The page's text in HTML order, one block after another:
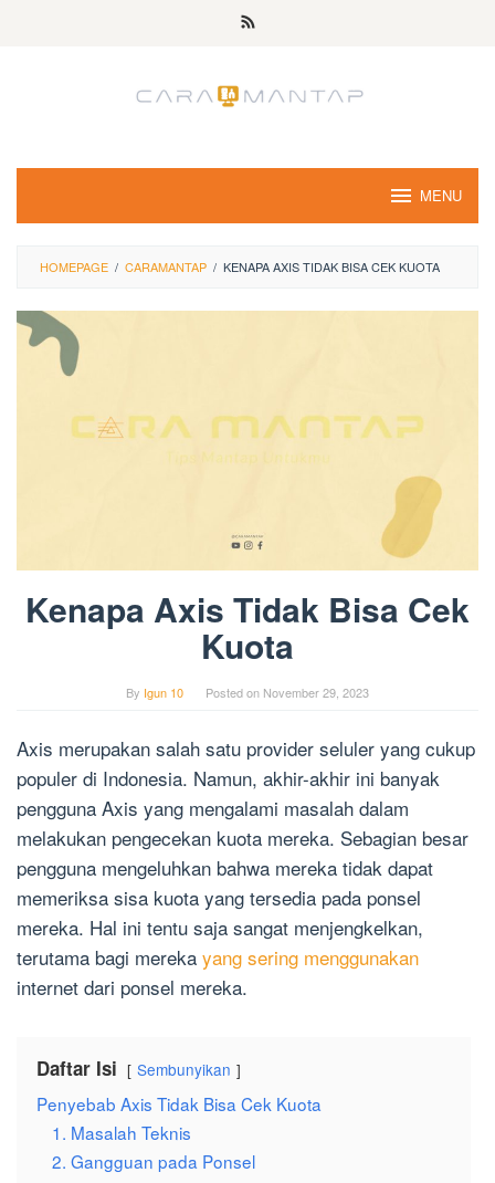
MENU
HOMEPAGE / CARAMANTAP / KENAPA AXIS TIDAK BISA CEK KUOTA
Kenapa Axis Tidak Bisa Cek
Kuota
By Igun 10 Posted on November 29, 2023
Axis merupakan salah satu provider seluler yang cukup
populer di Indonesia. Namun, akhir-akhir ini banyak
pengguna Axis yang mengalami masalah dalam
melakukan pengecekan kuota mereka. Sebagian besar
pengguna mengeluhkan bahwa mereka tidak dapat
memeriksa sisa kuota yang tersedia pada ponsel
mereka. Hal ini tentu saja sangat menjengkelkan,
terutama bagi mereka yang sering menggunakan
internet dari ponsel mereka.
Daftar Isi Sembunyikan
Penyebab Axis Tidak Bisa Cek Kuota
1. Masalah Teknis
2. Gangguan pada Ponsel